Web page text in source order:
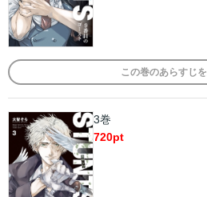
この巻のあらすじを
3巻
720pt